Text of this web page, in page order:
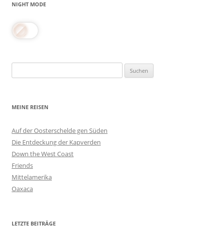
NIGHT MODE
nach:
MEINE REISEN
Auf der Oosterschelde gen Süden
Die Entdeckung der Kapverden
Down the West Coast
Friends
Mittelamerika
Oaxaca
LETZTE BEITRÄGE